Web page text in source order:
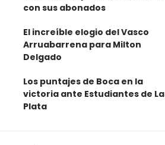
con sus abonados
El increíble elogio del Vasco
Arruabarrena para Milton
Delgado
Los puntajes de Boca en la
victoria ante Estudiantes de La
Plata